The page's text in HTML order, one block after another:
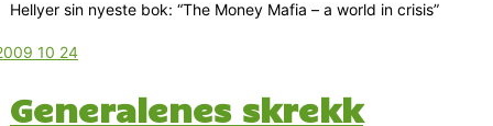
Hellyer sin nyeste bok: “The Money Mafia – a world in crisis”
Generalenes skrekk